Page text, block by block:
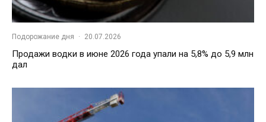
Подорожание дня · 20.07.2026
Продажи водки в июне 2026 года упали на 5,8% до 5,9 млн
дал